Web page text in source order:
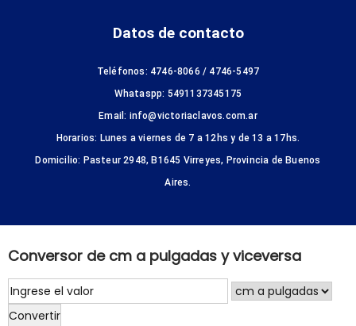
Datos de contacto
Teléfonos: 4746-8066 / 4746-5497
Whataspp: 5491137345175
Email: info@victoriaclavos.com.ar
Horarios: Lunes a viernes de 7 a 12hs y de 13 a 17hs.
Domicilio: Pasteur 2948, B1645 Virreyes, Provincia de Buenos
Aires.
Conversor de cm a pulgadas y viceversa
Convertir